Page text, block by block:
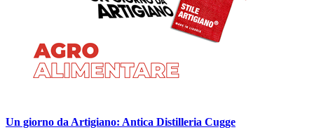
Un giorno da Artigiano: Antica Distilleria Cugge